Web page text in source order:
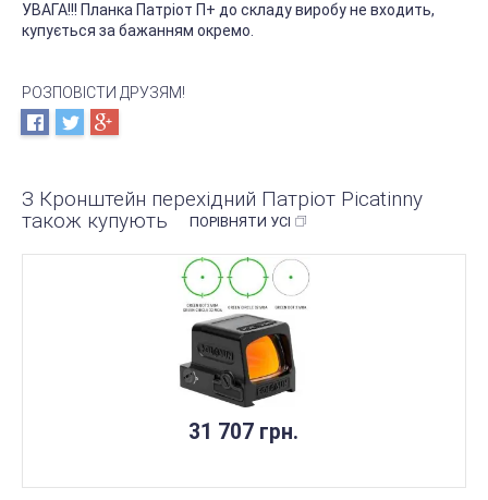
УВАГА!!! Планка Патріот П+ до складу виробу не входить,
купується за бажанням окремо.
РОЗПОВІСТИ ДРУЗЯМ!
З Кронштейн перехідний Патріот Picatinny
також купують
ПОРІВНЯТИ УСІ
31 707 грн.